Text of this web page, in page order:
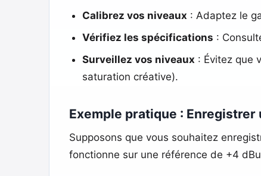
Calibrez vos niveaux : Adaptez le
Vérifiez les spécifications :
Surveillez vos niveaux : Évitez que
saturation créative).
Exemple pratique :
Supposons que vous souhaitez
fonctionne sur une référence de +4